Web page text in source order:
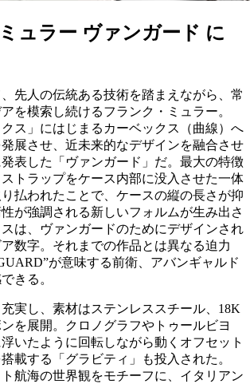
ュラー ヴァンガード に
先人の伝統ある技術を踏まえながら、常
を模索し続けるフランク・ミュラー。
クス」にはじまるカーベックス（曲線）へ
展させ、近未来的なデザインを融合させ
表した「ヴァンガード」だ。最大の特徴
トラップをケース内部に没入させた一体
払われたことで、ケースの縦の長さが抑
が強調される新しいフォルムが生み出さ
は、ヴァンガードのためにデザインされ
数字。それまでの作品とは異なる迫力
が意味する前衛、アバンギャルド
きる。
実し、素材はステンレススチール、18K
を展開。クロノグラフやトゥールビヨ
いたように回転しながら動くオフセット
載する「グラビティ」も投入された。
航海の世界観をモチーフに、イタリアン